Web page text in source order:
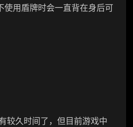
使用盾牌时会一直背在身后可
较久时间了，但目前游戏中